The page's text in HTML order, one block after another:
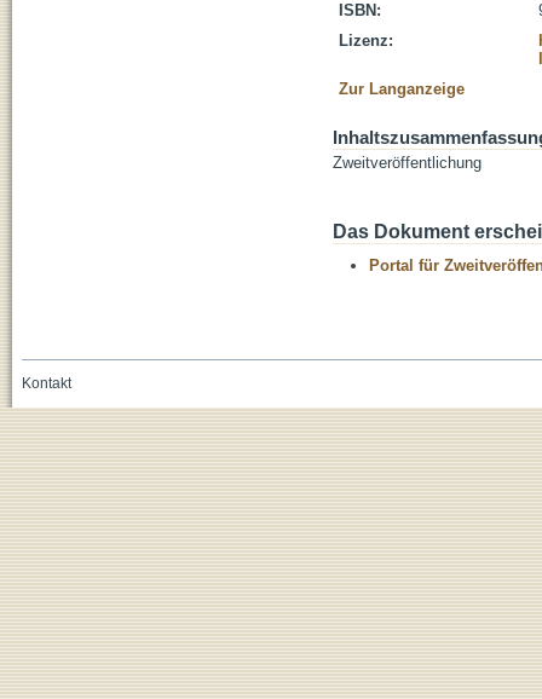
ISBN:
Lizenz:
Zur Langanzeige
Zweitveröffentlichung
Das Dokument
Portal für
Kontakt